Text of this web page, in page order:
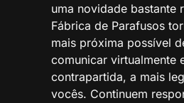
uma novidade bastante
Fábrica de Parafusos
mais próxima possível
comunicar virtualmente
contrapartida, a mais
vocês. Continuem